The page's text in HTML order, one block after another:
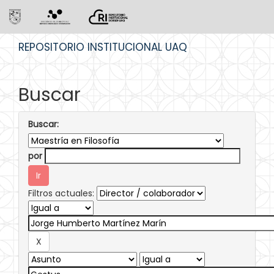
REPOSITORIO INSTITUCIONAL UAQ
Buscar
Buscar:
por
Filtros actuales: